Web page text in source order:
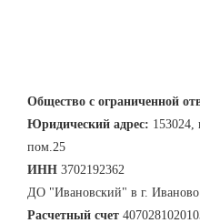
Общество с ограниченной
Юридический адрес: 153024,
пом.25
ИНН 3702192362
ДО "Ивановский" в г.
Расчетный счет